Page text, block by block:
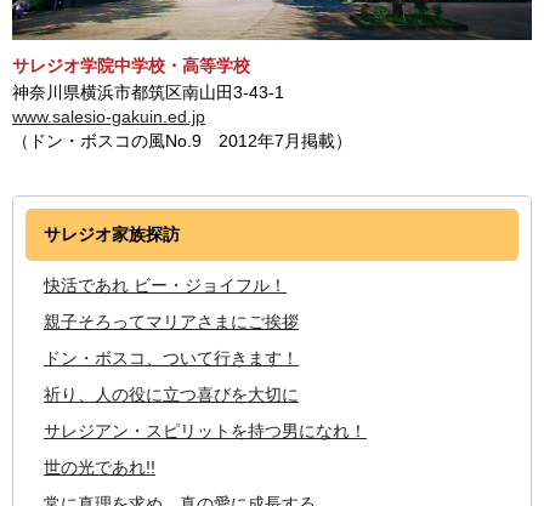
サレジオ家族探訪
快活であれ ビー・ジョイフル！
親子そろってマリアさまにご挨拶
ドン・ボスコ、ついて行きます！
祈り、人の役に立つ喜びを大切に
サレジアン・スピリットを持つ男になれ！
世の光であれ!!
サレジオ学院中学校・高等学校
神奈川県横浜市都筑区南山田3-43-1
www.salesio-gakuin.ed.jp
（ドン・ボスコの風No.9 2012年7月掲載）